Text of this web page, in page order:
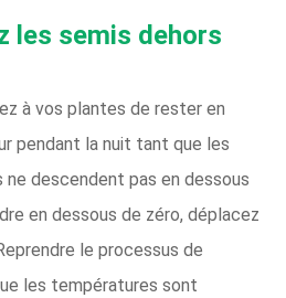
les semis dehors
à vos plantes de rester en
pendant la nuit tant que les
descendent pas en dessous
en dessous de zéro, déplacez
le processus de
les températures sont